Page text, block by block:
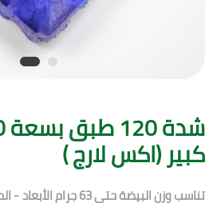
كبير (اكس لارج )